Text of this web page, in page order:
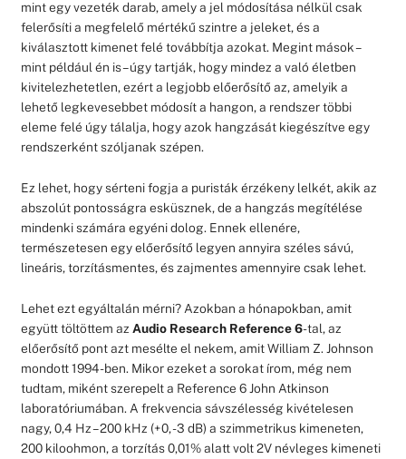
mint egy vezeték darab, amely a jel módosítása nélkül csak
felerősíti a megfelelő mértékű szintre a jeleket, és a
kiválasztott kimenet felé továbbítja azokat. Megint mások –
mint például én is – úgy tartják, hogy mindez a való életben
kivitelezhetetlen, ezért a legjobb előerősítő az, amelyik a
lehető legkevesebbet módosít a hangon, a rendszer többi
eleme felé úgy tálalja, hogy azok hangzását kiegészítve egy
rendszerként szóljanak szépen.
Ez lehet, hogy sérteni fogja a puristák érzékeny lelkét, akik az
abszolút pontosságra esküsznek, de a hangzás megítélése
mindenki számára egyéni dolog. Ennek ellenére,
természetesen egy előerősítő legyen annyira széles sávú,
lineáris, torzításmentes, és zajmentes amennyire csak lehet.
Lehet ezt egyáltalán mérni? Azokban a hónapokban, amit
együtt töltöttem az Audio Research Reference 6-tal, az
előerősítő pont azt mesélte el nekem, amit William Z. Johnson
mondott 1994-ben. Mikor ezeket a sorokat írom, még nem
tudtam, miként szerepelt a Reference 6 John Atkinson
laboratóriumában. A frekvencia sávszélesség kivételesen
nagy, 0,4 Hz – 200 kHz (+0, -3 dB) a szimmetrikus kimeneten,
200 kiloohmon, a torzítás 0,01% alatt volt 2V névleges kimeneti